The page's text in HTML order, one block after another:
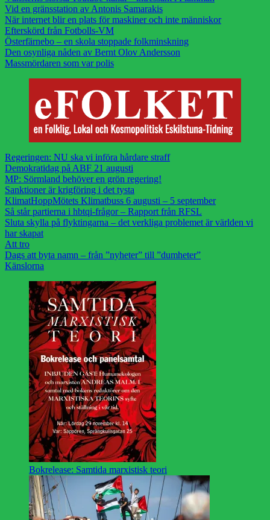
Vid en gränsstation av Antonis Samarakis
När internet blir en plats för maskiner och inte människor
Efterskörd från Fotbolls-VM
Österfärnebo – en skola stoppade folkminskning
Den osynliga nåden av Bernt Olov Andersson
Massmördaren som var polis
Regeringen: NU ska vi införa hårdare straff
Demokratidag på ABF 21 augusti
MP: Sörmland behöver en grön regering!
Sanktioner är krigföring i det tysta
KlimatHoppMötets Klimatbuss 6 augusti – 5 september
Så står partierna i hbtqi-frågor – Rapport från RFSL
Sluta skylla på flyktingarna – det verkliga problemet är världen vi
har skapat
Att tro
Dags att byta namn – från ”nyheter” till ”dumheter”
Känslorna
Bokrelease: Samtida marxistisk teori